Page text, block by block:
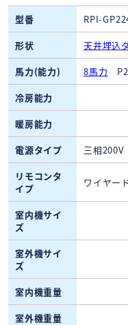
型番
RPI-
形状
天井埋込
馬力(能力)
8馬力
冷房能力
暖房能力
電源タイプ
三相200V
リモコンタ
イプ
ワイヤー
室内機サイ
ズ
室外機サイ
ズ
室内機重量
室外機重量